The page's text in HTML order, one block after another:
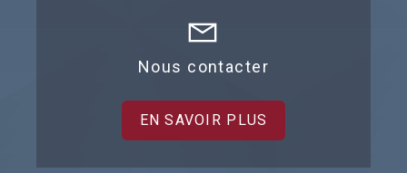
Nous contacter
EN SAVOIR PLUS